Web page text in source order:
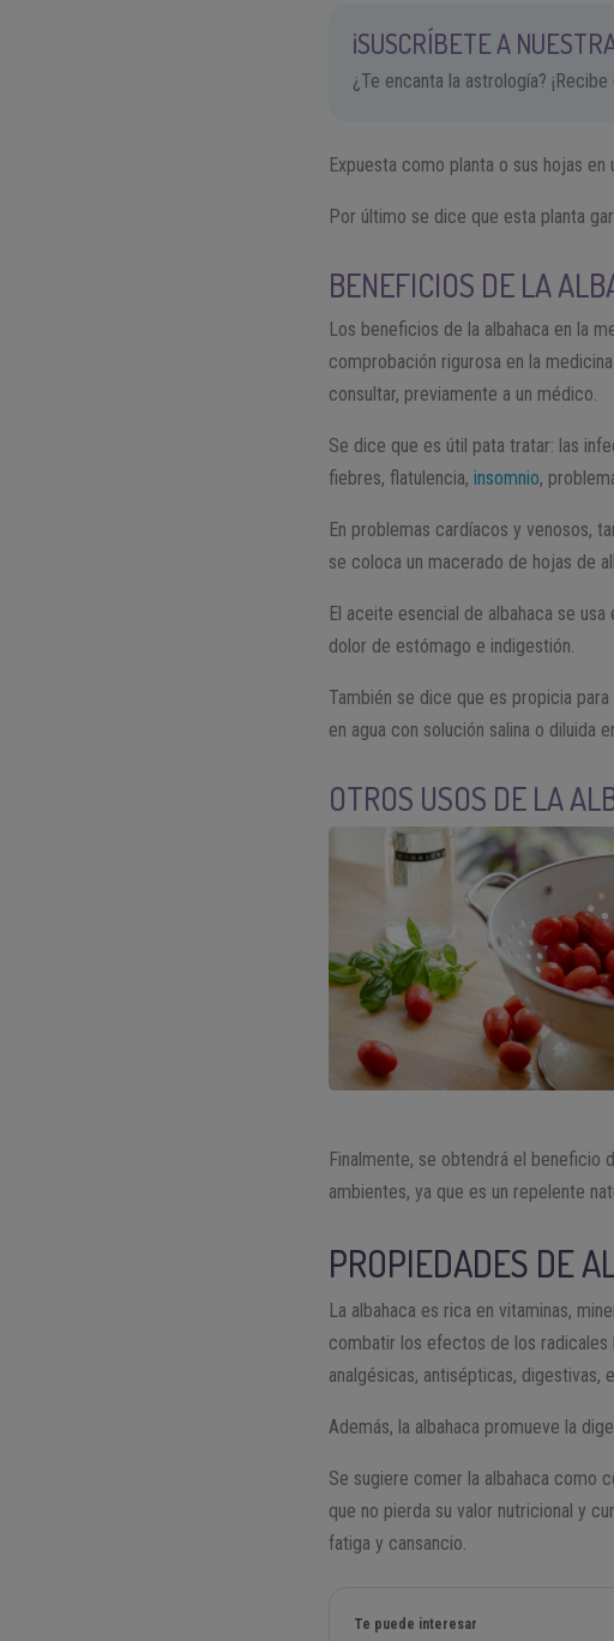
¡SUSCRÍBETE A
¿Te encanta la astrología?
Expuesta como planta o sus hojas
Por último se dice que esta planta
BENEFICIOS DE LA
Los beneficios de la albahaca en la
comprobación rigurosa en la
consultar, previamente a un médico.
Se dice que es útil pata tratar: las
fiebres, flatulencia,insomnio,
En problemas cardíacos y venosos,
se coloca un macerado de hojas de
El aceite esencial de albahaca se
dolor de estómago e indigestión.
También se dice que es propicia
en agua con solución salina o diluida
OTROS USOS DE LA
Finalmente, se obtendrá el beneficio
ambientes, ya que es un repelente
PROPIEDADES DE
La albahaca es rica en vitaminas,
combatir los efectos de los radicales
analgésicas, antisépticas, digestivas,
Además, la albahaca promueve la
Se sugiere comer la albahaca como
que no pierda su valor nutricional y
fatiga y cansancio.
Te puede interesar